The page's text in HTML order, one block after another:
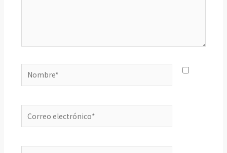
Nombre*
Correo
electrónico*